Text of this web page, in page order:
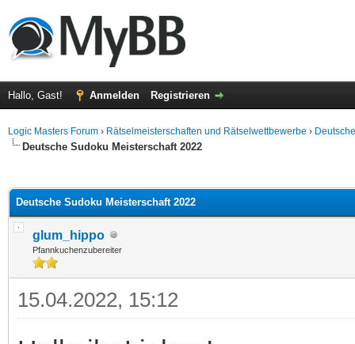
Hallo, Gast! Anmelden Registrieren
Logic Masters Forum › Rätselmeisterschaften und Rätselwettbewerbe ›
Deutsche Sudoku Meisterschaft 2022
Deutsche Sudoku Meisterschaft 2022
glum_hippo
Pfannkuchenzubereiter
15.04.2022, 15:12